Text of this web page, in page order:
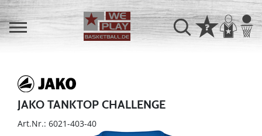
JAKO TANKTOP CHALLENGE
Art.Nr.: 6021-403-40